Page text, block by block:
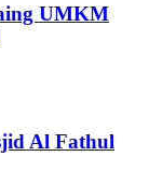
UMKM
Al Fathul